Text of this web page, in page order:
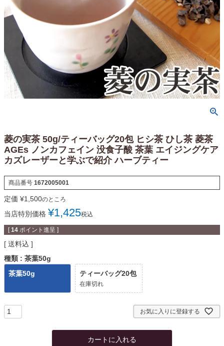
菱の実茶 50g/ティーバッグ20包 ヒシ茶 ひし茶 菱茶
AGEs ノンカフェイン 没食子酸 茶葉 エイジングケア
カズレーザーと学ぶで紹介 ハーブティー
商品番号 1672005001
定価 ¥1,500のところ
当店特別価格 ¥1,425税込
[ 14 ポイント進呈 ]
送料込
種類
茶葉50g
茶葉50g
ティーバッグ20包
在庫切れ
お気に入りに登録する
カートに入れる